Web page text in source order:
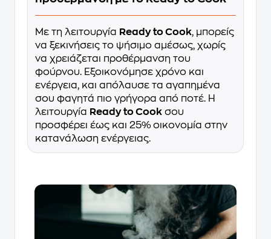
Με τη λειτουργία Ready to Cook, μπορείς
να ξεκινήσεις το ψήσιμο αμέσως, χωρίς
να χρειάζεται προθέρμανση του
φούρνου. Εξοικονόμησε χρόνο και
ενέργεια, και απόλαυσε τα αγαπημένα
σου φαγητά πιο γρήγορα από ποτέ. Η
λειτουργία Ready to Cook σου
προσφέρει έως και 25% οικονομία στην
κατανάλωση ενέργειας.